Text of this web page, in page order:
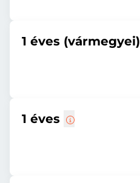
1 éves (vármegyei)
1 éves